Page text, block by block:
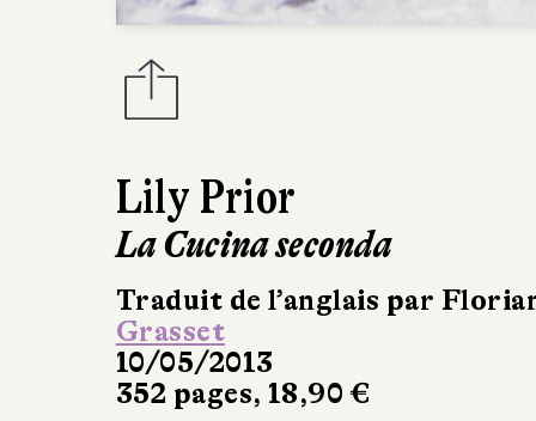
Lily Prior
La Cucina seconda
Traduit de l’anglais par
Grasset
10/05/2013
352 pages, 18,90 €